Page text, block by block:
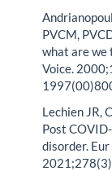
PVCM,
what are we
Voice.
Lechien JR,
Post
disorder.